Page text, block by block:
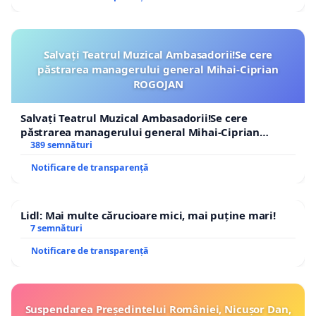
Salvați Teatrul Muzical Ambasadorii!Se cere
păstrarea managerului general Mihai-Ciprian
ROGOJAN
Salvați Teatrul Muzical Ambasadorii!Se cere
păstrarea managerului general Mihai-Ciprian
ROGOJAN
389 semnături
Notificare de transparență
Lidl: Mai multe cărucioare mici, mai puține mari!
7 semnături
Notificare de transparență
Suspendarea Președintelui României, Nicușor Dan,